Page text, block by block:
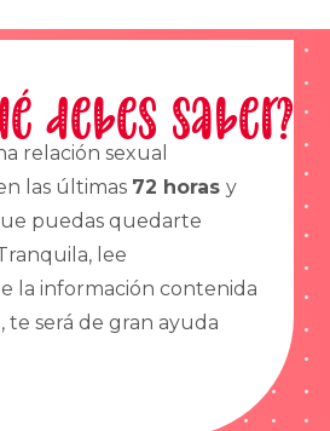
debes saber?
relación sexual
las últimas 72 horas y
puedas quedarte
lee
la información contenida
te será de gran ayuda